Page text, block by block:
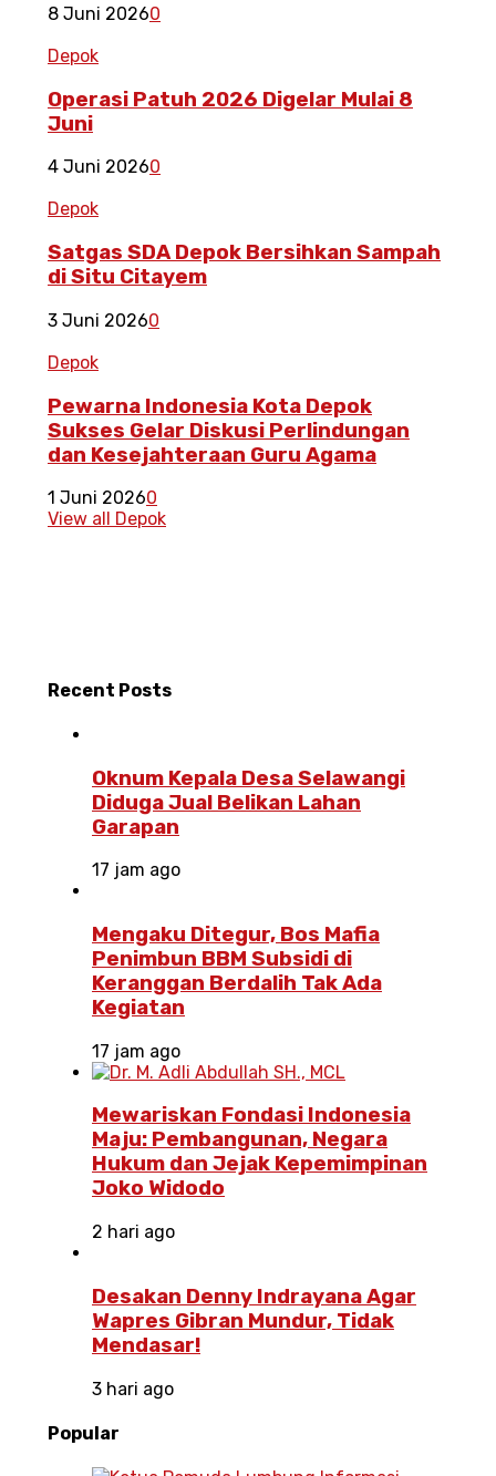
8 Juni 20260
Depok
Operasi Patuh 2026 Digelar Mulai 8
Juni
4 Juni 20260
Depok
Satgas SDA Depok Bersihkan Sampah
di Situ Citayem
3 Juni 20260
Depok
Pewarna Indonesia Kota Depok
Sukses Gelar Diskusi Perlindungan
dan Kesejahteraan Guru Agama
1 Juni 20260
View all Depok
Recent Posts
Oknum Kepala Desa Selawangi
Diduga Jual Belikan Lahan
Garapan
17 jam ago
Mengaku Ditegur, Bos Mafia
Penimbun BBM Subsidi di
Keranggan Berdalih Tak Ada
Kegiatan
17 jam ago
Mewariskan Fondasi Indonesia
Maju: Pembangunan, Negara
Hukum dan Jejak Kepemimpinan
Joko Widodo
2 hari ago
Desakan Denny Indrayana Agar
Wapres Gibran Mundur, Tidak
Mendasar!
3 hari ago
Popular